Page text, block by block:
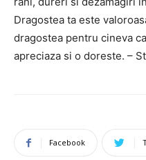
Dragostea ta este
dragostea pentru cineva
apreciaza si o doreste. –
Facebook